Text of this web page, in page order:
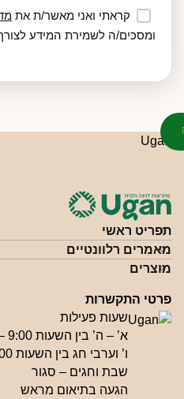
קראתי ואני מאשר/ת את
ומסכים/ה לשמירת המידע לצורך
תפריט ראשי
מאמרים רלוונטיים
מוצרים
פרטי התקשרות
שעות פעילות
א’ – ה’ בין השעות 9:00 – 17:00
ו’ וערבי חג בין השעות 9:00 – 12:00
שבת וחגים – סגור
הגעה בתיאום מראש